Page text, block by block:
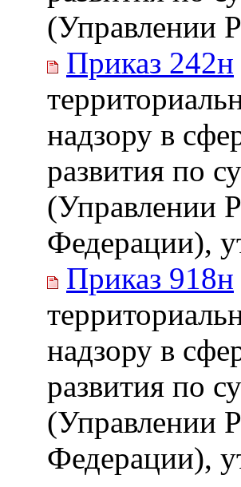
(Управлении
Приказ 242н
надзору в
развития по
(Управлении
Федерации),
Приказ 918н
надзору в
развития по
(Управлении
Федерации),